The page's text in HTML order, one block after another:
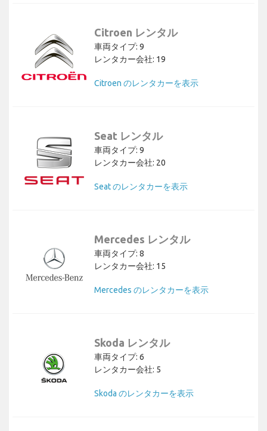
Citroen レンタル
車両タイプ: 9
レンタカー会社: 19
Citroen のレンタカーを表示
Seat レンタル
車両タイプ: 9
レンタカー会社: 20
Seat のレンタカーを表示
Mercedes レンタル
車両タイプ: 8
レンタカー会社: 15
Mercedes のレンタカーを表示
Skoda レンタル
車両タイプ: 6
レンタカー会社: 5
Skoda のレンタカーを表示